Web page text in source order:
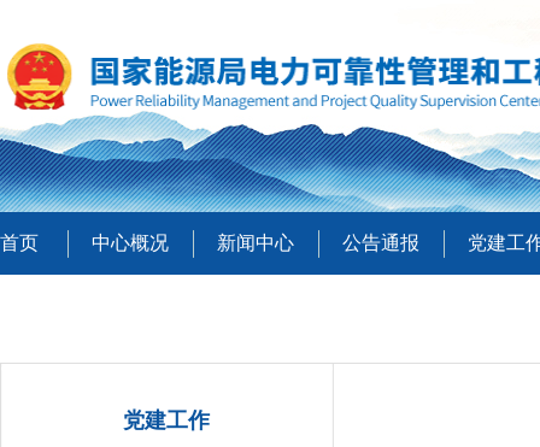
首页 中心概况 新闻中心 公告通报 党建工
党建工作